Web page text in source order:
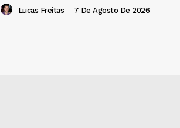
Lucas Freitas - 7 De Agosto De 2026